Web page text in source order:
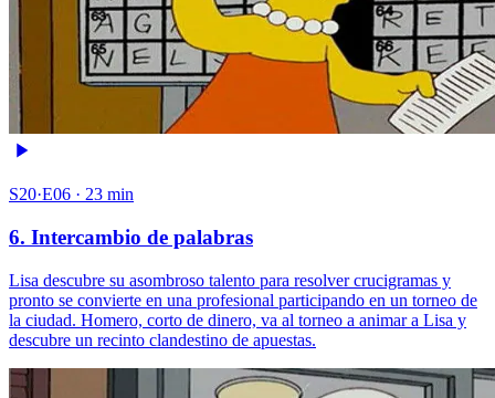
S20·E06 · 23 min
6. Intercambio de palabras
Lisa descubre su asombroso talento para resolver crucigramas y
pronto se convierte en una profesional participando en un torneo de
la ciudad. Homero, corto de dinero, va al torneo a animar a Lisa y
descubre un recinto clandestino de apuestas.